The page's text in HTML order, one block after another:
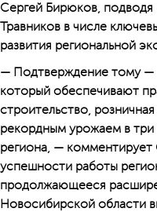
Сергей Бирюков, подводя
Травников в числе
развития региональной
— Подтверждение тому —
который обеспечивают
строительство,
рекордным урожаем в три
региона, —
успешности работы
продолжающееся
Новосибирской области